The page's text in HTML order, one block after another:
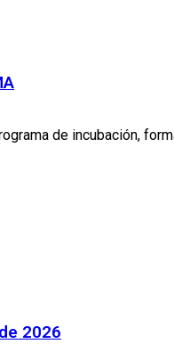
de incubación,
2026